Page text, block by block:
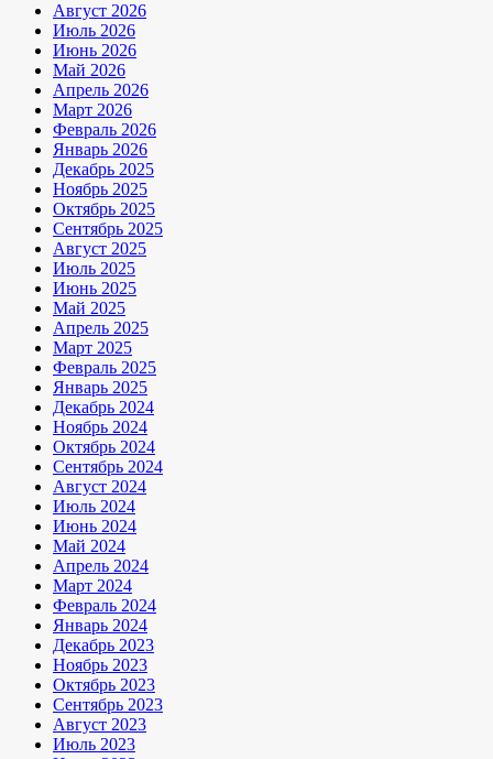
Август 2026
Июль 2026
Июнь 2026
Май 2026
Апрель 2026
Март 2026
Февраль 2026
Январь 2026
Декабрь 2025
Ноябрь 2025
Октябрь 2025
Сентябрь 2025
Август 2025
Июль 2025
Июнь 2025
Май 2025
Апрель 2025
Март 2025
Февраль 2025
Январь 2025
Декабрь 2024
Ноябрь 2024
Октябрь 2024
Сентябрь 2024
Август 2024
Июль 2024
Июнь 2024
Май 2024
Апрель 2024
Март 2024
Февраль 2024
Январь 2024
Декабрь 2023
Ноябрь 2023
Октябрь 2023
Сентябрь 2023
Август 2023
Июль 2023